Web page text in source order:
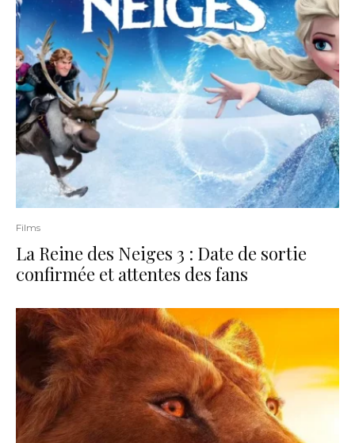
Films
La Reine des Neiges 3 : Date de sortie
confirmée et attentes des fans